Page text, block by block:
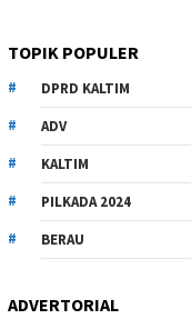
TOPIK POPULER
DPRD KALTIM
ADV
KALTIM
PILKADA 2024
BERAU
ADVERTORIAL